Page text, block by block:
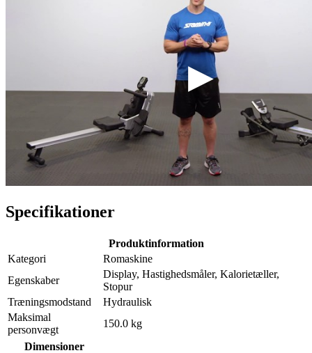
Specifikationer
Produktinformation
Kategori
Romaskine
Egenskaber
Display, Hastighedsmåler, Kalorietæller,
Stopur
Træningsmodstand
Hydraulisk
Maksimal
personvægt
150.0 kg
Dimensioner